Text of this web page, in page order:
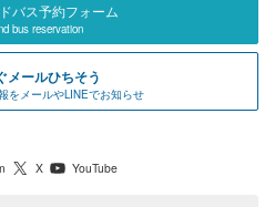
バス予約フォーム
bus reservation
メールひちそう
をメールやLINEでお知らせ
X YouTube